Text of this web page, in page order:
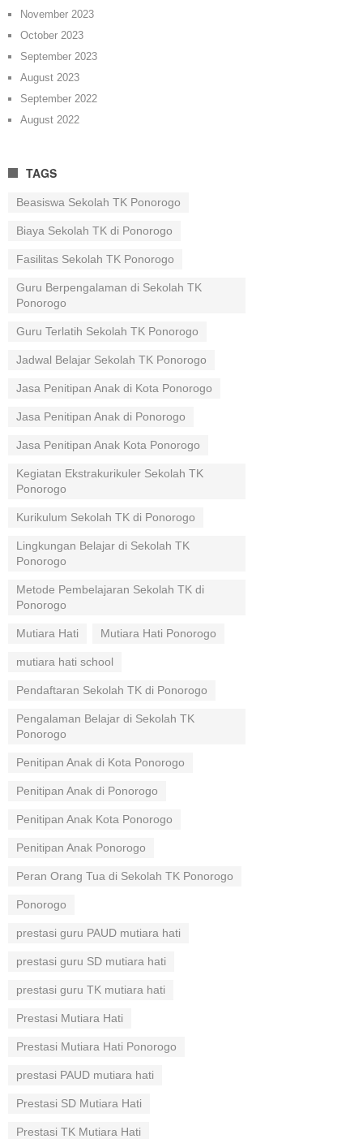
November 2023
October 2023
September 2023
August 2023
September 2022
August 2022
TAGS
Beasiswa Sekolah TK Ponorogo
Biaya Sekolah TK di Ponorogo
Fasilitas Sekolah TK Ponorogo
Guru Berpengalaman di Sekolah TK
Ponorogo
Guru Terlatih Sekolah TK Ponorogo
Jadwal Belajar Sekolah TK Ponorogo
Jasa Penitipan Anak di Kota Ponorogo
Jasa Penitipan Anak di Ponorogo
Jasa Penitipan Anak Kota Ponorogo
Kegiatan Ekstrakurikuler Sekolah TK
Ponorogo
Kurikulum Sekolah TK di Ponorogo
Lingkungan Belajar di Sekolah TK
Ponorogo
Metode Pembelajaran Sekolah TK di
Ponorogo
Mutiara Hati Mutiara Hati Ponorogo
mutiara hati school
Pendaftaran Sekolah TK di Ponorogo
Pengalaman Belajar di Sekolah TK
Ponorogo
Penitipan Anak di Kota Ponorogo
Penitipan Anak di Ponorogo
Penitipan Anak Kota Ponorogo
Penitipan Anak Ponorogo
Peran Orang Tua di Sekolah TK Ponorogo
Ponorogo
prestasi guru PAUD mutiara hati
prestasi guru SD mutiara hati
prestasi guru TK mutiara hati
Prestasi Mutiara Hati
Prestasi Mutiara Hati Ponorogo
prestasi PAUD mutiara hati
Prestasi SD Mutiara Hati
Prestasi TK Mutiara Hati